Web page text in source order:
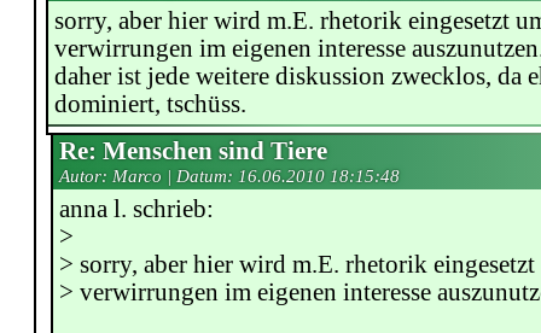
sorry, aber hier wird m.E. rhetorik eingesetzt
verwirrungen im eigenen interesse
daher ist jede weitere diskussion zwecklos, da
dominiert, tschüss.
Re: Menschen sind Tiere
Autor: Marco | Datum: 16.06.2010 18:15:48
anna l. schrieb:
>
> sorry, aber hier wird m.E. rhetorik
> verwirrungen im eigenen interesse